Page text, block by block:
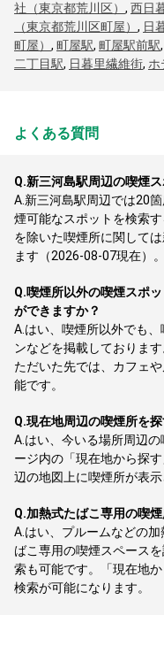
社（東京都荒川区） , 西日
（東京都荒川区町屋） , 日
町屋） , 町屋駅, 町屋駅前駅,
二丁目駅, 日暮里繊維街, ホ
よくある質問
Q.新三河島駅周辺の喫煙
A. 新三河島駅周辺では20
煙可能なスポットを検索
を除いた喫煙所に関して
ます（2026-08-07現在）。
Q.喫煙所以外の喫煙スポ
ができますか？
A. はい、喫煙所以外でも
ンなどを掲載しておりま
ただいた先では、カフェ
能です。
Q.現在地周辺の喫煙所を
A. はい、今いる場所周辺
ージ内の「現在地から探
辺の地図上に喫煙所が表示
Q.加熱式たばこ専用の喫
A. はい、プルームなどの
ばこ専用の喫煙スペース
索も可能です。「現在地
検索が可能になります。